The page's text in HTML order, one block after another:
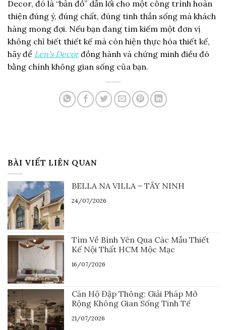
Decor, đó là “bản đồ” dẫn lối cho một công trình hoàn
thiện đúng ý, đúng chất, đúng tinh thần sống mà khách
hàng mong đợi. Nếu bạn đang tìm kiếm một đơn vị
không chỉ biết thiết kế mà còn hiện thực hóa thiết kế,
hãy để Len’s Decorđồng hành và chứng minh điều đó
bằng chính không gian sống của bạn.
BÀI VIẾT LIÊN QUAN
BELLA NA VILLA – TÂY NINH
24/07/2026
Tìm Về Bình Yên Qua Các Mẫu Thiết
Kế Nội Thất HCM Mộc Mạc
16/07/2026
Căn Hộ Đập Thông: Giải Pháp Mở
Rộng Không Gian Sống Tinh Tế
21/07/2026